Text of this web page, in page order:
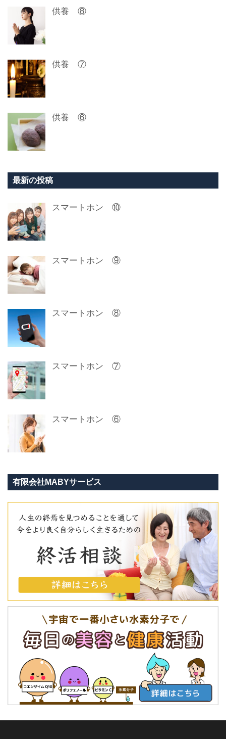
供養 ⑧
供養 ⑦
供養 ⑥
最新の投稿
スマートホン ⑩
スマートホン ⑨
スマートホン ⑧
スマートホン ⑦
スマートホン ⑥
有限会社MABYサービス